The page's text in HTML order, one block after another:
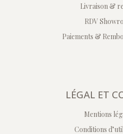
Livraison &
RDV
Paiements &
LÉGAL ET
Mentions
Conditions